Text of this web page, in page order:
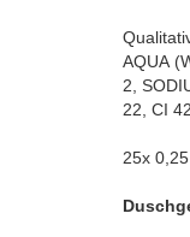
AQUA
2,
22, CI
25x